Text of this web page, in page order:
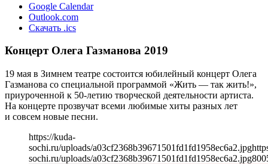
Google Calendar
Outlook.com
Скачать .ics
Концерт Олега Газманова 2019
19 мая в Зимнем театре состоится юбилейный концерт Олега
Газманова со специальной программой «Жить — так жить!»,
приуроченной к 50-летию творческой деятельности артиста.
На концерте прозвучат всеми любимые хиты разных лет
и совсем новые песни.
https://kuda-
sochi.ru/uploads/a03cf2368b39671501fd1fd1958ec6a2.jpg
sochi.ru/uploads/a03cf2368b39671501fd1fd1958ec6a2.jpg800